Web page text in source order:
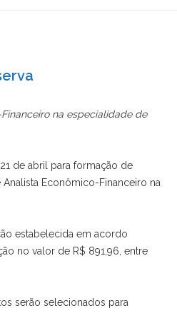
na especialidade de
de abril para formação de
Econômico-Financeiro na
estabelecida em acordo
no valor de R$ 891,96, entre
serão selecionados para